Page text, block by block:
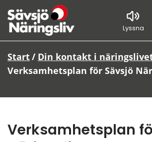
Lyssna
Start/ Din kontakt i
Verksamhetsplan för Sävsjö
Verksamhetsplan